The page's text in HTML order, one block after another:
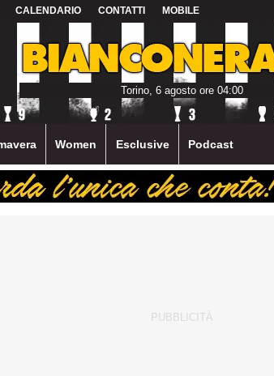
CALENDARIO CONTATTI MOBILE
Torino, 6 agosto ore 04:00
Women Esclusive Podcast